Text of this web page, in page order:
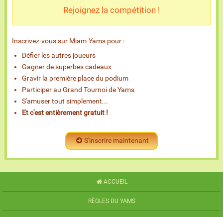
Rejoignez la compétition !
Inscrivez-vous sur Miam-Yams pour :
Défier les autres joueurs
Gagner de superbes cadeaux
Gravir la première place du podium
Participer au Grand Tournoi de Yams
S'amuser tout simplement...
Et c'est entièrement gratuit !
S'inscrire maintenant
ACCUEIL
RÈGLES DU YAMS